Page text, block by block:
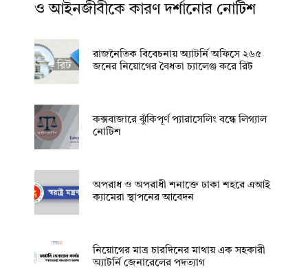
ও আইনজীবীকে কারণ দর্শানোর নোটিশ
রাজনৈতিক বিবেচনায় অ‍্যাটর্নি অফিসে ২৬৫
জনের নিয়োগের বৈধতা চ্যালেঞ্জ করে রিট
কক্সবাজারে ঝুঁকিপূর্ণ প্যারাসেলিং বন্ধে লিগ্যাল
নোটিশ
অপরাধ ও অপরাধী শনাক্তে ঢাকা শহরে এআই
ক্যামেরা স্থাপনের আবেদন
নিয়োগের মাত্র চারদিনের মাথায় এক সহকারী
অ্যাটর্নি জেনারেলের পদত্যাগ